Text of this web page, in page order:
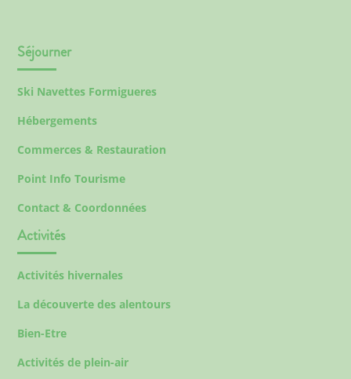
Séjourner
Ski Navettes Formigueres
Hébergements
Commerces & Restauration
Point Info Tourisme
Contact & Coordonnées
Activités
Activités hivernales
La découverte des alentours
Bien-Etre
Activités de plein-air